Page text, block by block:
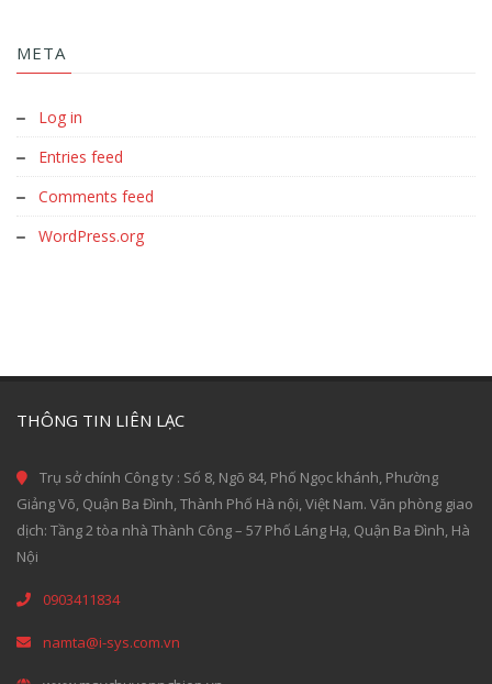
META
Log in
Entries feed
Comments feed
WordPress.org
THÔNG TIN LIÊN LẠC
Trụ sở chính Công ty : Số 8, Ngõ 84, Phố Ngọc khánh, Phường
Giảng Võ, Quận Ba Đình, Thành Phố Hà nội, Việt Nam. Văn phòng giao
dịch: Tầng 2 tòa nhà Thành Công – 57 Phố Láng Hạ, Quận Ba Đình, Hà
Nội
0903411834
namta@i-sys.com.vn